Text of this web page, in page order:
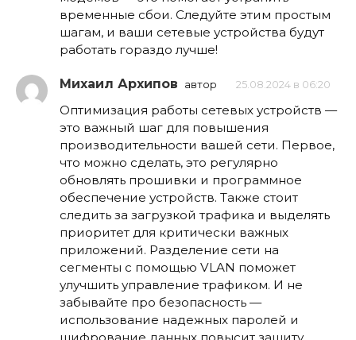
временные сбои. Следуйте этим простым
шагам, и ваши сетевые устройства будут
работать гораздо лучше!
Михаил Архипов автор 25.08.2024 в 06:20
Оптимизация работы сетевых устройств —
это важный шаг для повышения
производительности вашей сети. Первое,
что можно сделать, это регулярно
обновлять прошивки и программное
обеспечение устройств. Также стоит
следить за загрузкой трафика и выделять
приоритет для критически важных
приложений. Разделение сети на
сегменты с помощью VLAN поможет
улучшить управление трафиком. И не
забывайте про безопасность —
использование надежных паролей и